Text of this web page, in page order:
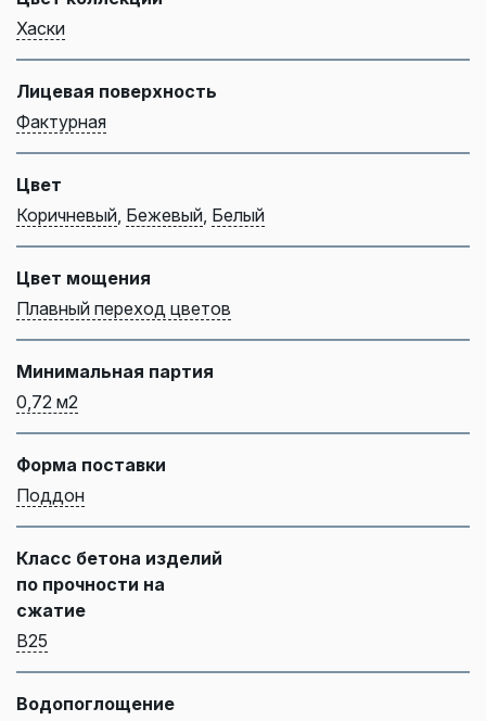
Хаски
Лицевая поверхность
Фактурная
Цвет
Коричневый Бежевый Белый
Цвет мощения
Плавный переход цветов
Минимальная партия
0,72 м2
Форма поставки
Поддон
Класс бетона изделий
по прочности на
сжатие
B25
Водопоглощение